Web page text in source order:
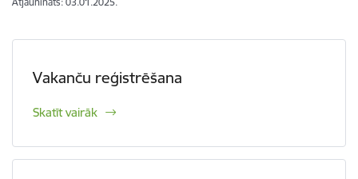
Vakanču reģistrēšana
Skatīt vairāk